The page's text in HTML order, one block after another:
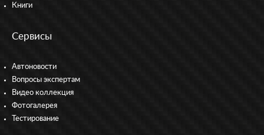
Книги
Сервисы
Автоновости
Вопросы экспертам
Видео коллекция
Фотогалерея
Тестирование